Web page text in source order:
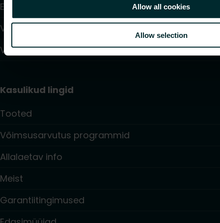
Allow all cookies
Allow selection
Elektroonilised juhtimisseadmed
Veesüsteemide juhtimisseadmed ja ventiilid
Vee jaotussüsteemid
Kasulikud lingid
Tooted
Võimsusarvutus programmid
Allalaetav info
Meist
Garantiitingimused